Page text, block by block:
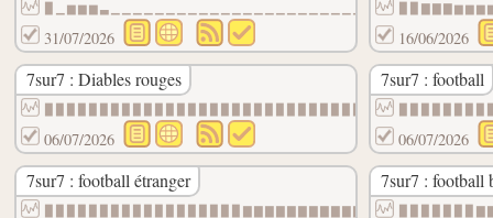
▉▁▆▆▆▃▁▁▁▁▁▁▁▁▁▁▁▁▁▁▁▁▁▁▁▁▁▁▁▁
31/07/2026 16/06/2026
7sur7 : Diables rouges
06/07/2026
7sur7 : football
06/07/2026
7sur7 : football étranger
▉▉▉▉▉▉▉▉▉▉▉▉▉▉▉▉▉▉▇▇▇▇▇▇▇▇▇▇▇▇
7sur7 : football